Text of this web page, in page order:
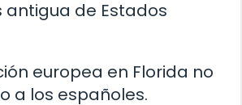
de Estados
europea en Florida no
a los españoles.